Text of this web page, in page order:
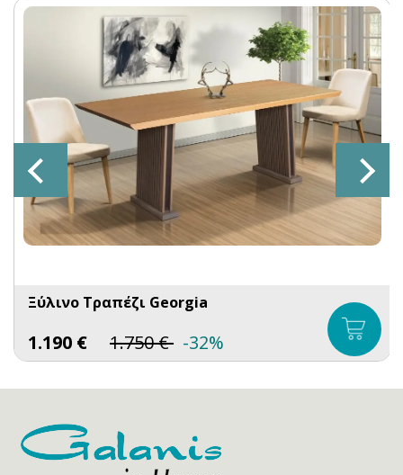
Ξύλινo Τραπέζι Georgia
1.190 € 1.750€ -32%